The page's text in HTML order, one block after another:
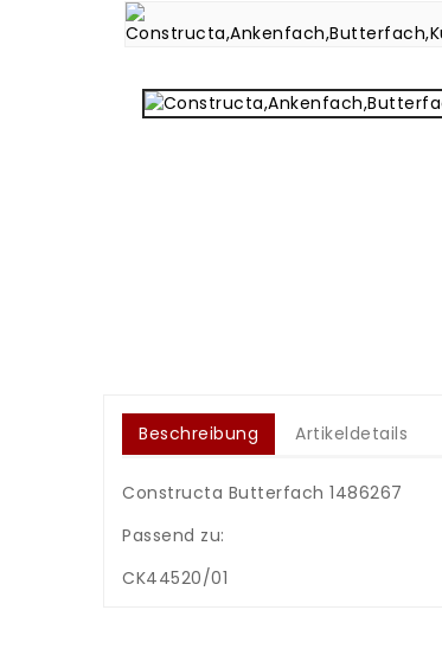
Beschreibung Artikeldetails
Constructa Butterfach 1486267
Passend zu:
CK44520/01